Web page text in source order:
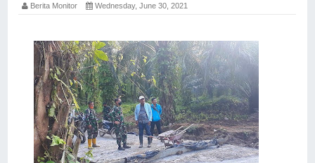
Berita Monitor Wednesday, June 30, 2021